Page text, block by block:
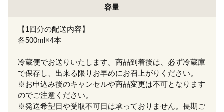
容量
【1回分の配送内容】
各500ml×4本
冷蔵便でお送りいたします。商品到着後は、必ず冷蔵庫
で保存し、出来る限りお早めにお召上がりください。
※お申込み後のキャンセルや商品変更は不可となります
のでご注意ください。
※発送希望日や受取不可日は承っておりません。長期ご